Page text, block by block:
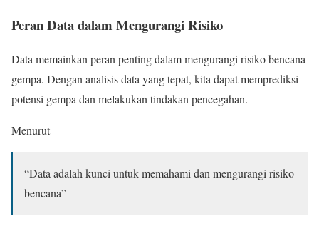
Peran Data dalam Mengurangi Risiko
Data memainkan peran penting dalam mengurangi risiko bencana
gempa. Dengan analisis data yang tepat, kita dapat memprediksi
potensi gempa dan melakukan tindakan pencegahan.
Menurut
“Data adalah kunci untuk memahami dan mengurangi risiko
bencana”